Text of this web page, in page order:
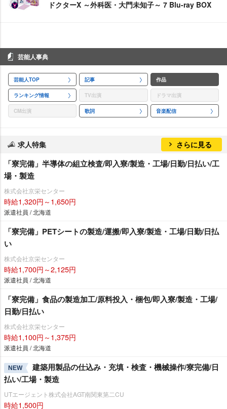
ドクターX ～外科医・大門未知子～ 7 Blu-ray BOX
芸能人事典
芸能人TOP 記事 作品
ランキング情報 TV出演 ドラマ出演
CM出演 歌詞 音楽配信
求人特集 さらに見る
「寮完備」半導体の組立検査/即入寮/製造・工場/日勤/日払い/工
場・製造
株式会社京栄センター
時給1,320円～1,650円
派遣社員 / 北海道
「寮完備」PETシートの製造/運搬/即入寮/製造・工場/日勤/日払
い
株式会社京栄センター
時給1,700円～2,125円
派遣社員 / 北海道
「寮完備」食品の製造加工/原料投入・梱包/即入寮/製造・工場/
日勤/日払い
株式会社京栄センター
時給1,100円～1,375円
派遣社員 / 北海道
NEW
建築用製品の仕込み・充填・検査・機械操作/寮完備/日
払い/工場・製造
UTエージェント株式会社AGT南関東第二CU
時給1,500円